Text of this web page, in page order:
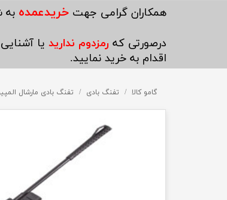
همه موارد این دسته
وایرخ
چاقو
کوله
کفش
چادر
​همکاران گرامی جهتخریدعمده به
درصورتی که رمزدوم ندارید یا
اقدام به خرید نمایید.
گامو کالا تفنگ بادی تفنگ بادی مارشال